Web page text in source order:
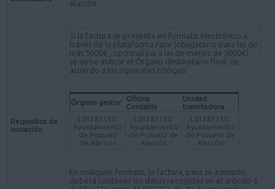
Alarcón.
Requisitos de
iniciación
Si la factura se presenta en formato electrónico a
través de la plataforma Face (obligatorio para las de
más 5000€ , opcional para las de menos de 5000€)
se debe indicar el Órgano destinatario final, de
acuerdo a los siguientes códigos:
Órgano gestor
Oficina
Contable
Unidad
tramitadora
L01281150:
Ayuntamiento
de Pozuelo
de Alarcón
L01281150:
Ayuntamiento
de Pozuelo de
Alarcón
L01281150:
Ayuntamiento
de Pozuelo de
Alarcón
En cualquier formato, la factura, para su admisión,
deberá contener los datos recogidos en el artículo 6